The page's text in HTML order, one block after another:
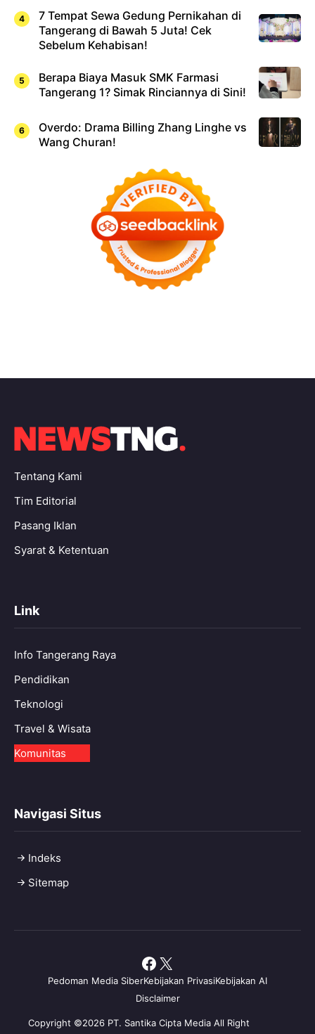
7 Tempat Sewa Gedung Pernikahan di
Tangerang di Bawah 5 Juta! Cek
Sebelum Kehabisan!
Berapa Biaya Masuk SMK Farmasi
Tangerang 1? Simak Rinciannya di Sini!
Overdo: Drama Billing Zhang Linghe vs
Wang Churan!
Tentang Kami
Tim Editorial
Pasang Iklan
Syarat & Ketentuan
Link
Info Tangerang Raya
Pendidikan
Teknologi
Travel & Wisata
Komunitas
Navigasi Situs
Indeks
Sitemap
Copyright ©2026 PT. Santika Cipta Media All Right
Pedoman Media SiberKebijakan PrivasiKebijakan AI
Disclaimer
Facebook
X